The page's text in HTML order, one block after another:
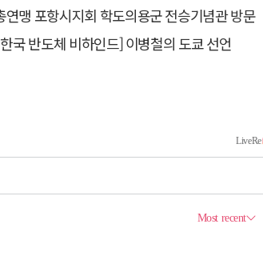
연맹 포항시지회 학도의용군 전승기념관 방문
국 반도체 비하인드] 이병철의 도쿄 선언